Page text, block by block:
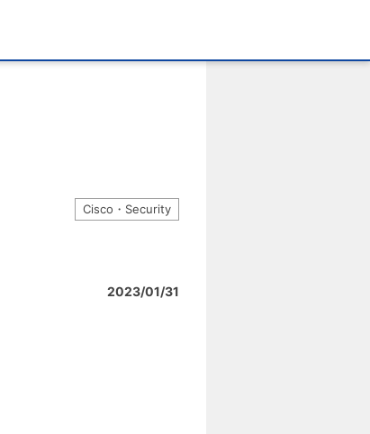
Cisco・Security
2023/01/31